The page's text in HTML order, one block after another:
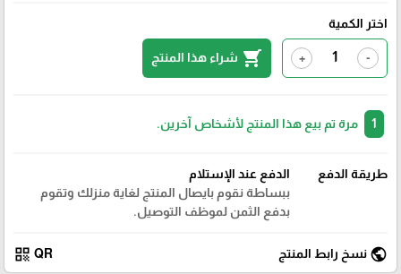
اختر الكمية
-
+
shopping_cart شراء هذا المنتج
مرة تم بيع هذا المنتج لأشخاص آخرين.
طريقة الدفع
الدفع عند الإستلام
ببساطة نقوم بايصال المنتج لغاية منزلك وتقوم
بدفع الثمن لموظف التوصيل.
public نسخ رابط المنتج QR
qr_code